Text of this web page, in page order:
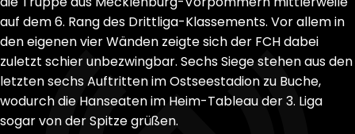
auf dem 6. Rang des Drittliga-Klassements. Vor allem in
den eigenen vier Wänden zeigte sich der FCH dabei
zuletzt schier unbezwingbar. Sechs Siege stehen aus den
letzten sechs Auftritten im Ostseestadion zu Buche,
wodurch die Hanseaten im Heim-Tableau der 3. Liga
sogar von der Spitze grüßen.